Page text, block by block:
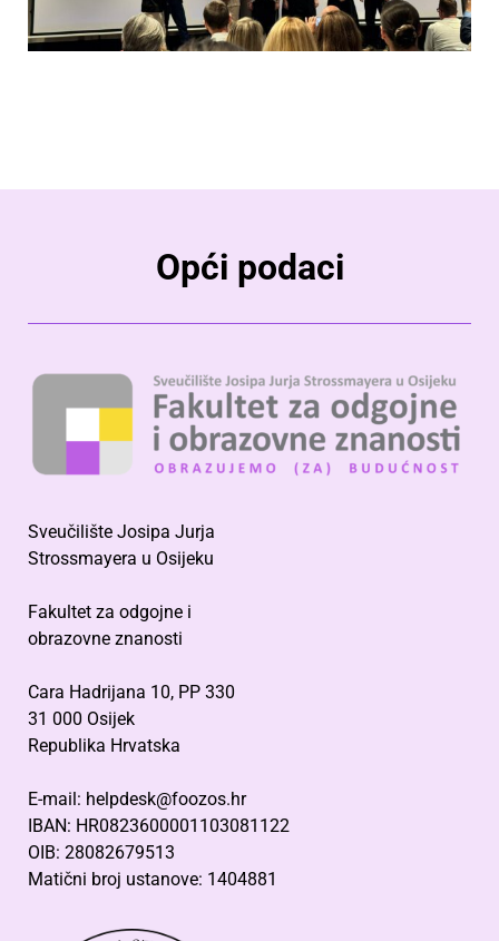
Opći podaci
Sveučilište Josipa Jurja
Strossmayera u Osijeku
Fakultet za odgojne i
obrazovne znanosti
Cara Hadrijana 10, PP 330
31 000 Osijek
Republika Hrvatska
E-mail: helpdesk@foozos.hr
IBAN: HR0823600001103081122
OIB: 28082679513
Matični broj ustanove: 1404881